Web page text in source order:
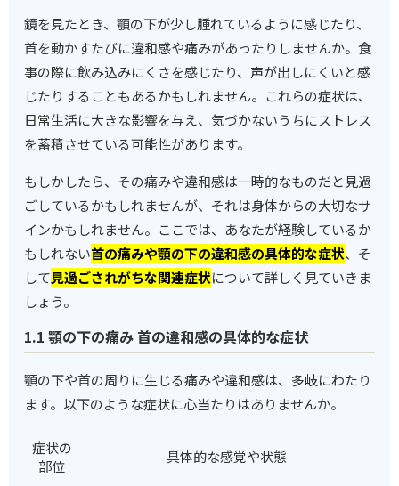
鏡を見たとき、顎の下が少し腫れているように感じたり、
首を動かすたびに違和感や痛みがあったりしませんか。食
事の際に飲み込みにくさを感じたり、声が出しにくいと感
じたりすることもあるかもしれません。これらの症状は、
日常生活に大きな影響を与え、気づかないうちにストレス
を蓄積させている可能性があります。
もしかしたら、その痛みや違和感は一時的なものだと見過
ごしているかもしれませんが、それは身体からの大切なサ
インかもしれません。ここでは、あなたが経験しているか
もしれない首の痛みや顎の下の違和感の具体的な症状、そ
して見過ごされがちな関連症状について詳しく見ていきま
しょう。
1.1 顎の下の痛み 首の違和感の具体的な症状
顎の下や首の周りに生じる痛みや違和感は、多岐にわたり
ます。以下のような症状に心当たりはありませんか。
症状の
部位
具体的な感覚や状態